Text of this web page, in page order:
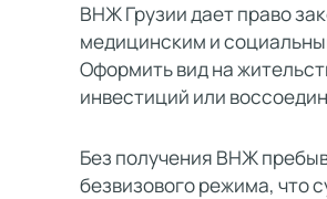
ВНЖ Грузии дает право
медицинским и
Оформить вид на
инвестиций или
Без получения ВНЖ
безвизового режима, что